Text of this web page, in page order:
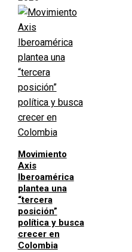
Movimiento
Axis
Iberoamérica
plantea una
“tercera
posición”
política y busca
crecer en
Colombia